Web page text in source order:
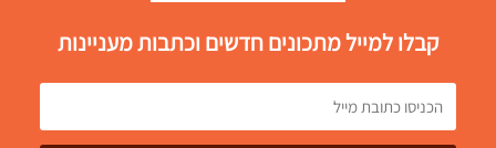
קבלו למייל מתכונים חדשים וכתבות מעניינות